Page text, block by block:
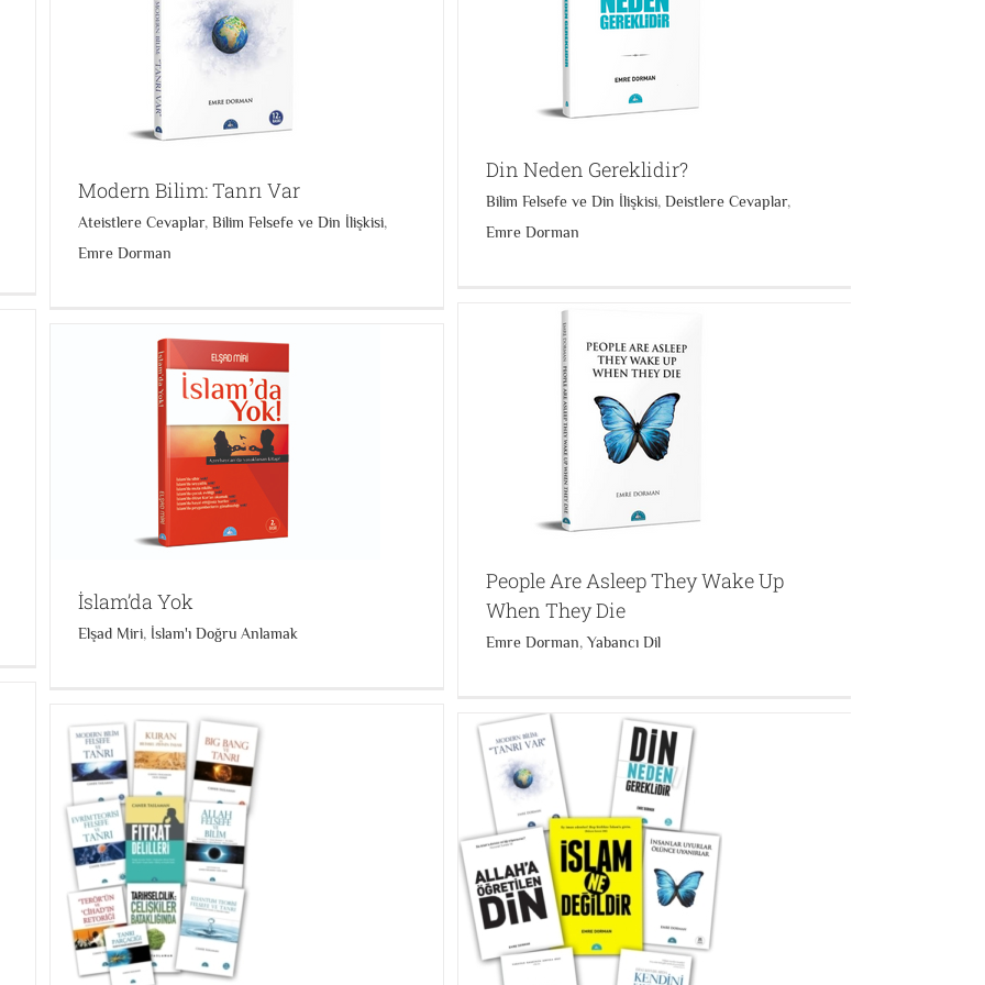
Din Neden Gereklidir?
Bilim Felsefe ve Din İlişkisi
Dorman
Din Neden Gereklidir?
Bilim Felsefe ve Din İlişkisi, Deistlere Cevaplar,
Emre Dorman
Modern Bilim: Tanrı Var
Ateistlere Cevaplar, Bilim Felsefe ve Din İlişkisi,
Emre Dorman
People Are Asleep They Wake Up When They
Die
Emre Dorman
People Are Asleep They Wake Up
When They Die
Emre Dorman,Yabancı Dil
İslam’da Yok
Elşad Miri, İslam'ı Doğru Anlamak
Emre Dorman Kitap Seti
Emre Dorman